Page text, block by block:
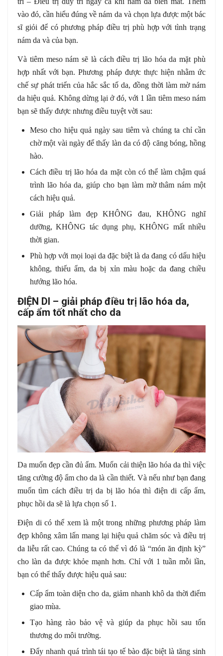
vào đó, cần hiểu đúng về nám da và chọn lựa được một bác
sĩ giỏi để có phương pháp điều trị phù hợp với tình trạng
nám da và của bạn.
Và tiêm meso nám sẽ là cách điều trị lão hóa da mặt phù
hợp nhất với bạn. Phương pháp được thực hiện nhằm ức
chế sự phát triển của hắc sắc tố da, đồng thời làm mờ nám
da hiệu quả. Không dừng lại ở đó, với 1 lần tiêm meso nám
bạn sẽ thấy được nhưng điều tuyệt vời sau:
Meso cho hiệu quả ngày sau tiêm và chúng ta chỉ cần
chờ một vài ngày để thấy làn da có độ căng bóng, hồng
hào.
Cách điều trị lão hóa da mặt còn có thể làm chậm quá
trình lão hóa da, giúp cho bạn làm mờ thâm nám một
cách hiệu quả.
Giải pháp làm đẹp KHÔNG đau, KHÔNG nghĩ
dưỡng, KHÔNG tác dụng phụ, KHÔNG mất nhiều
thời gian.
Phù hợp với mọi loại da đặc biệt là da đang có dấu hiệu
không, thiếu ẩm, da bị xỉn màu hoặc da đang chiều
hướng lão hóa.
ĐIỆN DI – giải pháp điều trị lão hóa da,
cấp ẩm tốt nhất cho da
Da muốn đẹp cần đủ ẩm. Muốn cải thiện lão hóa da thì việc
tăng cường độ ẩm cho da là cần thiết. Và nếu như bạn đang
muốn tìm cách điều trị da bị lão hóa thì điện di cấp ẩm,
phục hồi da sẽ là lựa chọn số 1.
Điện di có thể xem là một trong những phương pháp làm
đẹp không xâm lấn mang lại hiệu quả chăm sóc và điều trị
da liễu rất cao. Chúng ta có thể vì đó là “món ăn định kỳ”
cho làn da được khỏe mạnh hơn. Chỉ với 1 tuần mỗi lần,
bạn có thể thấy được hiệu quả sau:
Cấp ẩm toàn diện cho da, giảm nhanh khô da thời điểm
giao mùa.
Tạo hàng rào bảo vệ và giúp da phục hồi sau tổn
thương do môi trường.
Đẩy nhanh quá trình tái tạo tế bào đặc biệt là tăng sinh